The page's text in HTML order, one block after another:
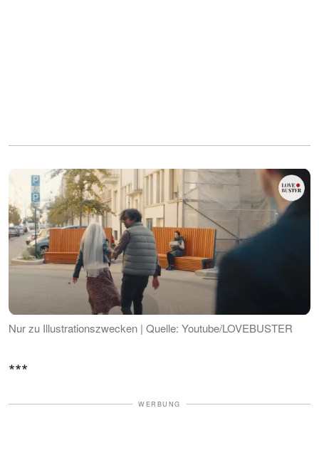
Nur zu Illustrationszwecken | Quelle: Youtube/LOVEBUSTER
***
WERBUNG